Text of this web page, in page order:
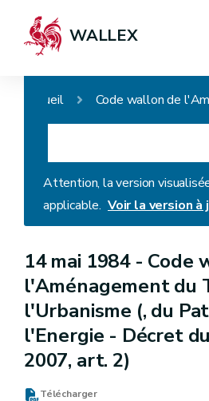
WALLEX
Accueil
Attention, la version
applicable. Voir la version à
14 mai 1984 - Code
l'Aménagement du
l'Urbanisme (, du
l'Energie - Décret
2007, art. 2)
Télécharger